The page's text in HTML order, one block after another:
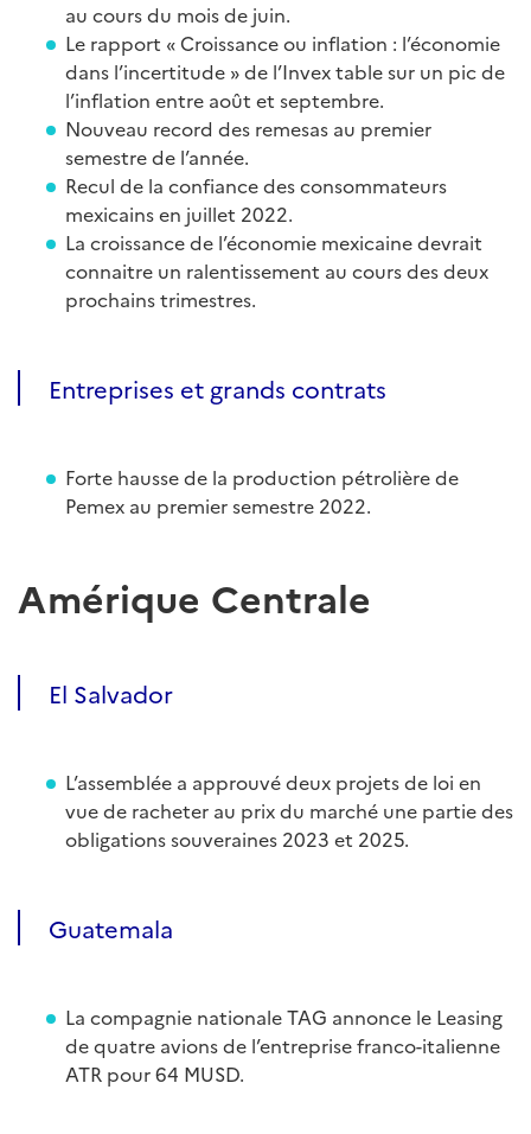
au cours du mois de juin.
Le rapport « Croissance ou inflation : l’économie
dans l’incertitude » de l’Invex table sur un pic de
l’inflation entre août et septembre.
Nouveau record des remesas au premier
semestre de l’année.
Recul de la confiance des consommateurs
mexicains en juillet 2022.
La croissance de l’économie mexicaine devrait
connaitre un ralentissement au cours des deux
prochains trimestres.
Entreprises et grands contrats
Forte hausse de la production pétrolière de
Pemex au premier semestre 2022.
Amérique Centrale
El Salvador
L’assemblée a approuvé deux projets de loi en
vue de racheter au prix du marché une partie des
obligations souveraines 2023 et 2025.
Guatemala
La compagnie nationale TAG annonce le Leasing
de quatre avions de l’entreprise franco-italienne
ATR pour 64 MUSD.